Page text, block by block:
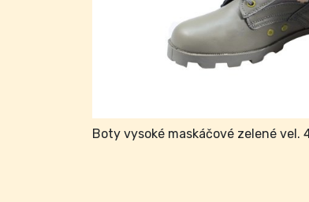
Boty vysoké maskáčové zelené vel.